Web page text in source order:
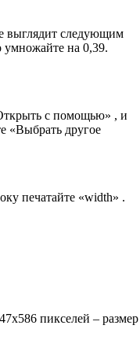
выглядит следующим
умножайте на 0,39.
с помощью» , и
«Выбрать другое
печатайте «width» .
пикселей – размер